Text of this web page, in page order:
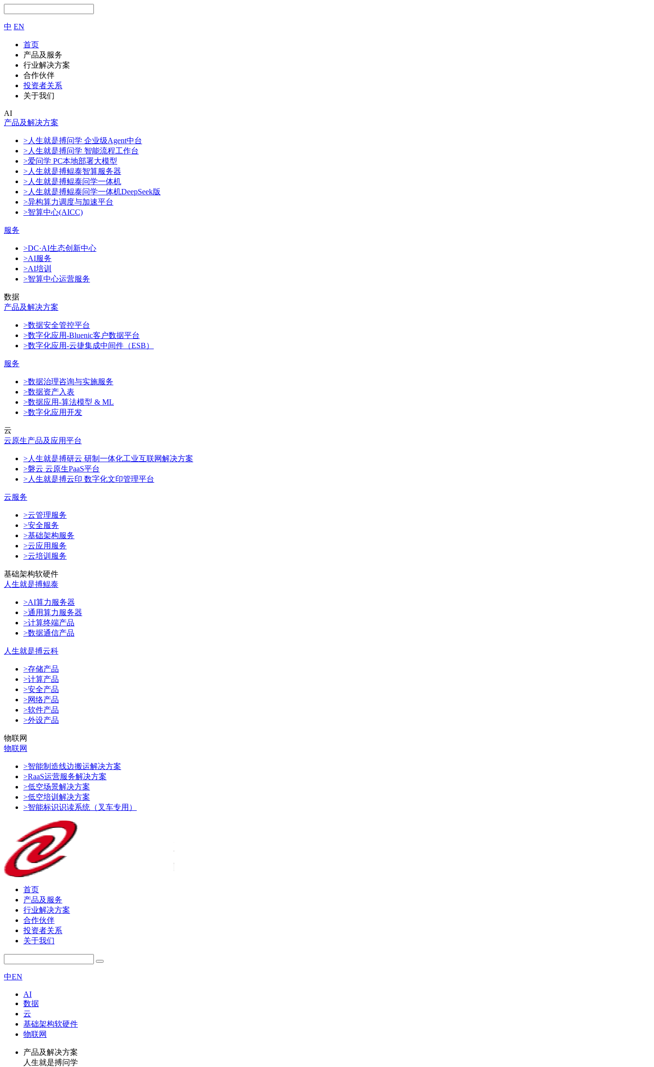
中 EN
首页
产品及服务
行业解决方案
合作伙伴
投资者关系
关于我们
AI
产品及解决方案
>人生就是搏问学 企业级Agent中台
>人生就是搏问学 智能流程工作台
>爱问学 PC本地部署大模型
>人生就是搏鲲泰智算服务器
>人生就是搏鲲泰问学一体机
>人生就是搏鲲泰问学一体机DeepSeek版
>异构算力调度与加速平台
>智算中心(AICC)
服务
>DC·AI生态创新中心
>AI服务
>AI培训
>智算中心运营服务
数据
产品及解决方案
>数据安全管控平台
>数字化应用-Bluenic客户数据平台
>数字化应用-云捷集成中间件（ESB）
服务
>数据治理咨询与实施服务
>数据资产入表
>数据应用-算法模型 & ML
>数字化应用开发
云
云原生产品及应用平台
>人生就是搏研云 研制一体化工业互联网解决方案
>磐云 云原生PaaS平台
>人生就是搏云印 数字化文印管理平台
云服务
>云管理服务
>安全服务
>基础架构服务
>云应用服务
>云培训服务
基础架构软硬件
人生就是搏鲲泰
>AI算力服务器
>通用算力服务器
>计算终端产品
>数据通信产品
人生就是搏云科
>存储产品
>计算产品
>安全产品
>网络产品
>软件产品
>外设产品
物联网
物联网
>智能制造线边搬运解决方案
>RaaS运营服务解决方案
>低空场景解决方案
>低空培训解决方案
>智能标识识读系统（叉车专用）
首页
产品及服务
行业解决方案
合作伙伴
投资者关系
关于我们
中EN
AI
数据
云
基础架构软硬件
物联网
产品及解决方案
人生就是搏问学